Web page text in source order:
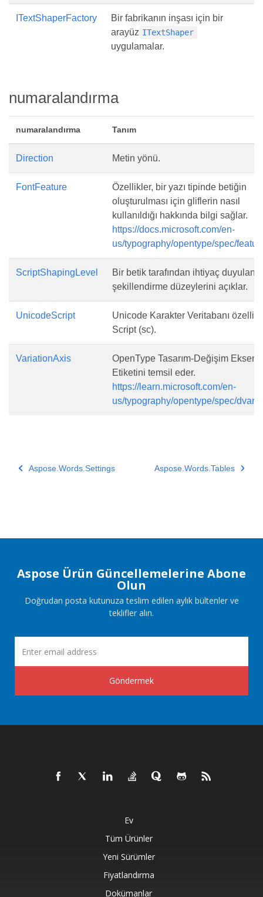
ITextShaperFactory
Bir fabrikanın inşası için bir
arayüz ITextShaper
uygulamalar.
numaralandırma
numaralandırma Tanım
Direction Metin yönü.
FontFeature
Özellikler, bir yazı tipinde betiğin
oluşturulması için gliflerin nasıl
kullanıldığı hakkında bilgi sağlar.
https://docs.microsoft.com/en-
us/typography/opentype/spec/
ScriptShapingLevel
Bir betik tarafından ihtiyaç duyulan
şekillendirme düzeylerini açıklar.
UnicodeScript
Unicode Karakter Veritabanı
Script (sc).
VariationAxis
OpenType Tasarım-Değişim Eksen
Etiketini temsil eder.
https://learn.microsoft.com/en-
us/typography/opentype/spec/
Aspose.Words.Settings Aspose.Words.Tables
Aspose Ürün Güncellemelerine Abone
Olun
Doğrudan posta kutunuza teslim edilen aylık bültenler ve
teklifler alın.
Göndermek
Ev
Tüm Ürünler
Yeni Sürümler
Fiyatlandırma
Dokümanlar